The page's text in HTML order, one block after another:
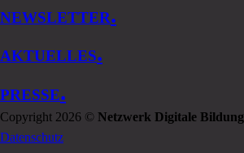
NEWSLETTER.
AKTUELLES.
PRESSE.
Copyright 2026 © Netzwerk Digitale Bildung
Datenschutz